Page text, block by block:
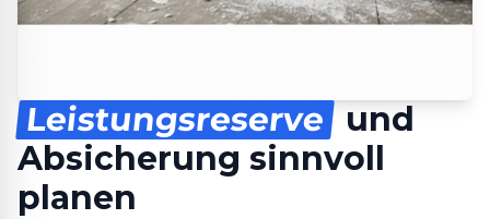
Leistungsreserve
und
Absicherung sinnvoll
planen